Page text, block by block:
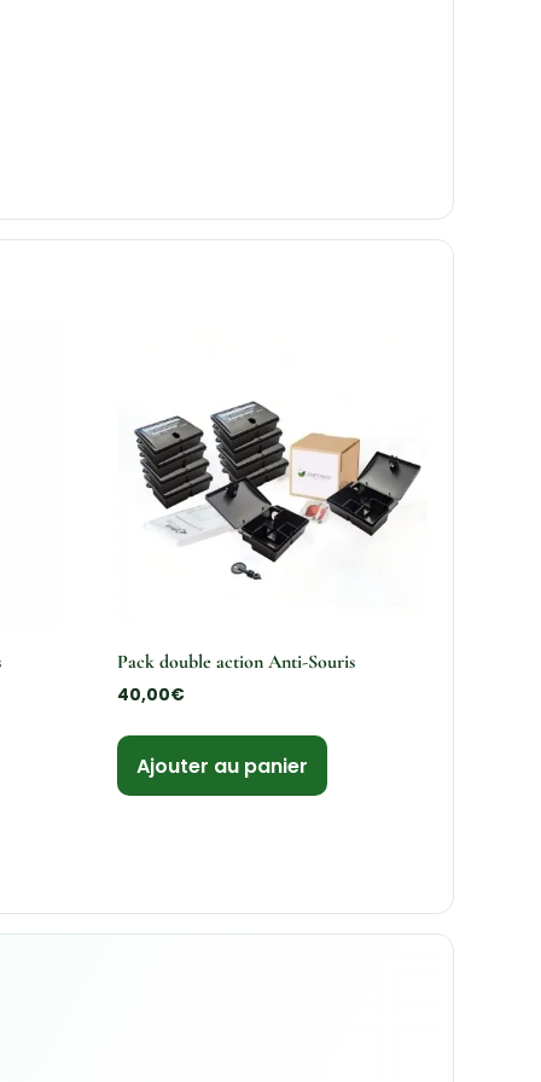
Pack double action Anti-Souris
40,00€
Ajouter au panier